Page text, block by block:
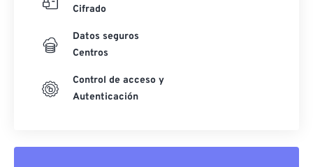
Cifrado
Datos seguros
Centros
Control de acceso y
Autenticación